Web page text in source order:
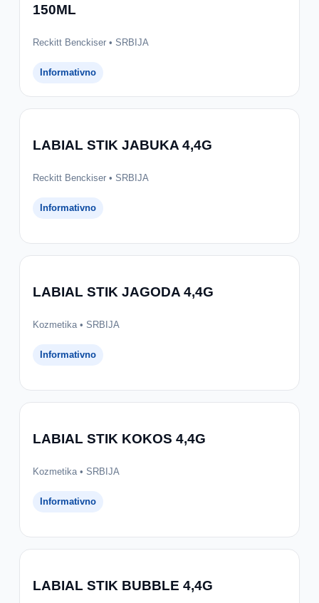
150ML
Reckitt Benckiser • SRBIJA
Informativno
LABIAL STIK JABUKA 4,4G
Reckitt Benckiser • SRBIJA
Informativno
LABIAL STIK JAGODA 4,4G
Kozmetika • SRBIJA
Informativno
LABIAL STIK KOKOS 4,4G
Kozmetika • SRBIJA
Informativno
LABIAL STIK BUBBLE 4,4G